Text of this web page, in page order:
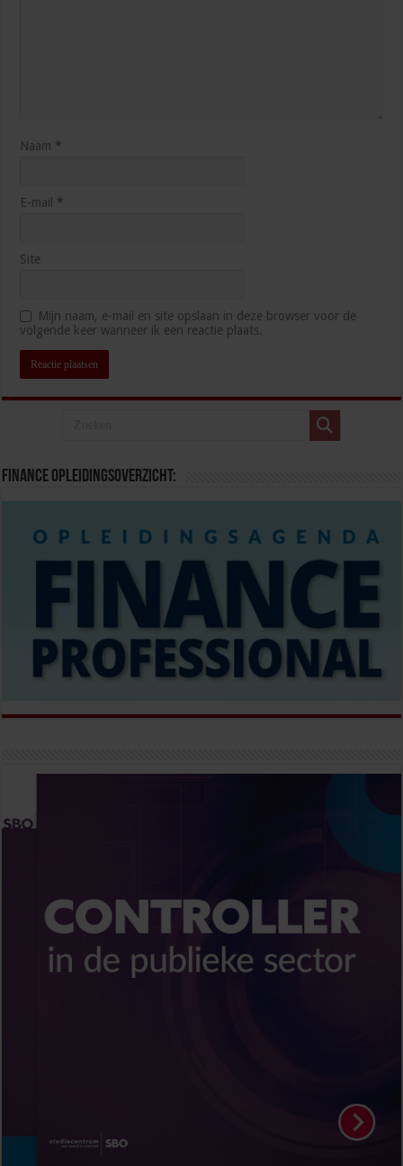
Naam *
E-mail *
Site
Mijn naam, e-mail en site opslaan in deze browser voor de
volgende keer wanneer ik een reactie plaats.
Finance opleidingsoverzicht: